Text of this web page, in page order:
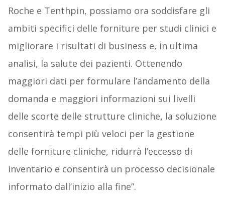
Roche e Tenthpin, possiamo ora soddisfare gli
ambiti specifici delle forniture per studi clinici e
migliorare i risultati di business e, in ultima
analisi, la salute dei pazienti. Ottenendo
maggiori dati per formulare l’andamento della
domanda e maggiori informazioni sui livelli
delle scorte delle strutture cliniche, la soluzione
consentirà tempi più veloci per la gestione
delle forniture cliniche, ridurrà l’eccesso di
inventario e consentirà un processo decisionale
informato dall’inizio alla fine”.